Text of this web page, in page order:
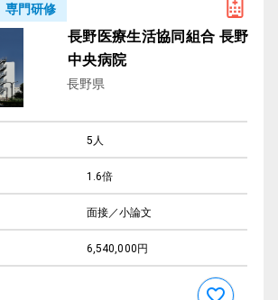
専門研修
長野医療生活協同組合 長野
中央病院
長野県
5人
1.6倍
面接／小論文
6,540,000円